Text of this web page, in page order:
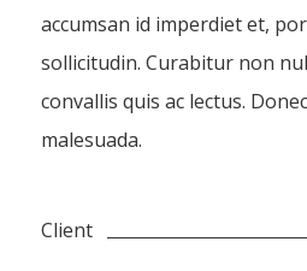
accumsan id imperdiet et,
sollicitudin. Curabitur non
convallis quis ac lectus.
malesuada.
Client